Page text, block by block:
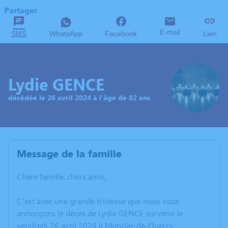
Partager
SMS WhatsApp Facebook E-mail Lien
Lydie GENCE
décédée le 26 avril 2024 à l'âge de 82 ans
Message de la famille
Chère famille, chers amis,
C’est avec une grande tristesse que nous vous
annonçons le décès de Lydie GENCE survenu le
vendredi 26 avril 2024 à Monclar-de-Quercy.